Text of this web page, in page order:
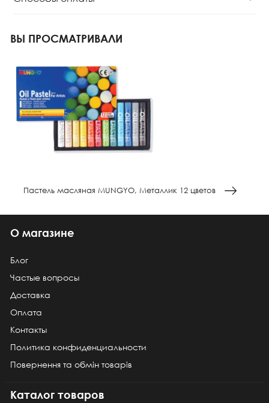
ВЫ ПРОСМАТРИВАЛИ
Пастель масляная MUNGYO, Металлик 12 цветов
О магазине
Блог
Частые вопросы
Доставка
Оплата
Контакты
Политика конфиденциальности
Повернення та обмін товарів
Каталог товаров